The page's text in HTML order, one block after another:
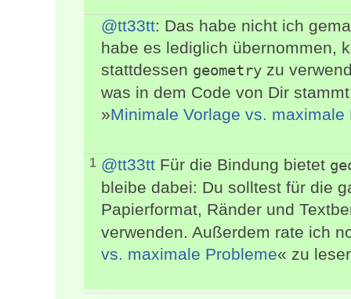
@tt33tt: Das habe nicht ich
habe es lediglich übernommen,
stattdessen geometry zu
was in dem Code von Dir
»Minimale Vorlage vs. maximale
1 @tt33tt Für die Bindung bietet
bleibe dabei: Du solltest für die
Papierformat, Ränder und
verwenden. Außerdem rate ich
vs. maximale Probleme« zu